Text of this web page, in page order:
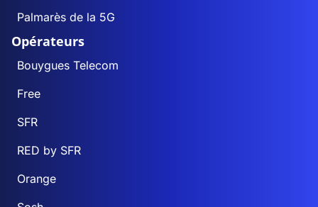
Palmarès de la 5G
Opérateurs
Bouygues Telecom
Free
SFR
RED by SFR
Orange